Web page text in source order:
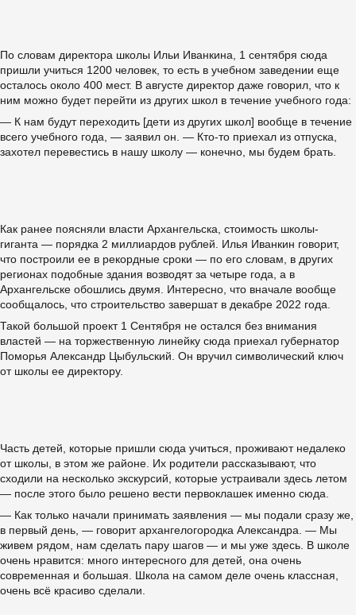
По словам директора школы Ильи Иванкина, 1 сентября сюда
пришли учиться 1200 человек, то есть в учебном заведении еще
осталось около 400 мест. В августе директор даже говорил, что к
ним можно будет перейти из других школ в течение учебного года:
— К нам будут переходить [дети из других школ] вообще в течение
всего учебного года, — заявил он. — Кто-то приехал из отпуска,
захотел перевестись в нашу школу — конечно, мы будем брать.
Как ранее поясняли власти Архангельска, стоимость школы-
гиганта — порядка 2 миллиардов рублей. Илья Иванкин говорит,
что построили ее в рекордные сроки — по его словам, в других
регионах подобные здания возводят за четыре года, а в
Архангельске обошлись двумя. Интересно, что вначале вообще
сообщалось, что строительство завершат в декабре 2022 года.
Такой большой проект 1 Сентября не остался без внимания
властей — на торжественную линейку сюда приехал губернатор
Поморья Александр Цыбульский. Он вручил символический ключ
от школы ее директору.
Часть детей, которые пришли сюда учиться, проживают недалеко
от школы, в этом же районе. Их родители рассказывают, что
сходили на несколько экскурсий, которые устраивали здесь летом
— после этого было решено вести первоклашек именно сюда.
— Как только начали принимать заявления — мы подали сразу же,
в первый день, — говорит архангелогородка Александра. — Мы
живем рядом, нам сделать пару шагов — и мы уже здесь. В школе
очень нравится: много интересного для детей, она очень
современная и большая. Школа на самом деле очень классная,
очень всё красиво сделали.